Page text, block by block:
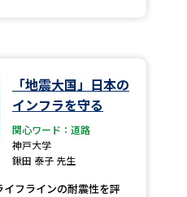
「地震大国」日本の
インフラを守る
関心ワード：道路
神戸大学
鍬田 泰子 先生
フラインの耐震性を評